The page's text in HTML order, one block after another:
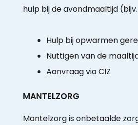
hulp bij de avondmaaltijd
Hulp bij opwarmen
Nuttigen van de
Aanvraag via CIZ
MANTELZORG
Mantelzorg is onbetaalde